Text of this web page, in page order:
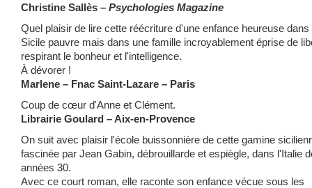
Christine Sallès – Psychologies Magazine
Quel plaisir de lire cette réécriture d'une enfance heureuse dans
Sicile pauvre mais dans une famille incroyablement éprise de
respirant le bonheur et l'intelligence.
À dévorer !
Marlene – Fnac Saint-Lazare – Paris
Coup de cœur d'Anne et Clément.
Librairie Goulard – Aix-en-Provence
On suit avec plaisir l'école buissonnière de cette gamine
fascinée par Jean Gabin, débrouillarde et espiègle, dans l'Italie
années 30.
Avec ce court roman, elle raconte son enfance vécue sous les